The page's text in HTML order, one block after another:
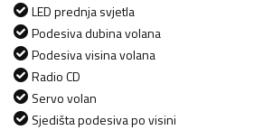
LED prednja svjetla
Podesiva dubina volana
Podesiva visina volana
Radio CD
Servo volan
Sjedišta podesiva po visini